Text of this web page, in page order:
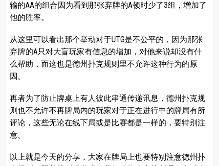
输的AA的组合因为看到那张弃牌的A顿时少了3组，增加了
他的胜率。
从这里可以看出那个举动对于UTG是不公平的，因为那张
弃牌的A只对大盲玩家有信息的增加，对他来说却没有什
么帮助，而这也是德州扑克规则里不允许这种行为的原
因。
再者为了防止牌桌上有人彼此串通传递讯息，德州扑克规
则也不允许不再牌局内的玩家对于正在进行中的牌局有所
评论，这些无论在线下局或是比赛都是一样的，要特别注
意。
以上就是今天的分享，大家在牌局上也要特别注意德州扑